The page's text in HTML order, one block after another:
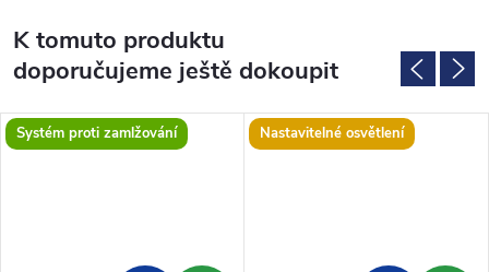
K tomuto produktu
doporučujeme ještě dokoupit
Systém proti zamlžování Nastavitelné osvětlení